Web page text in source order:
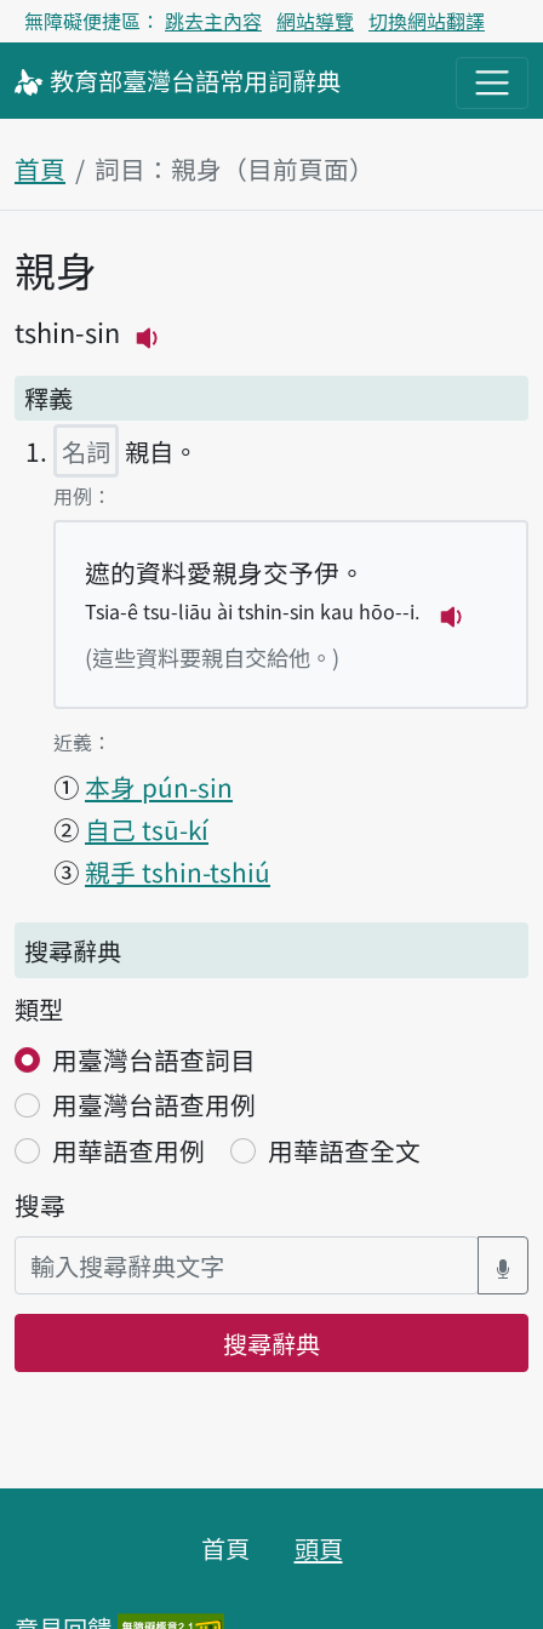
無障礙便捷區： 跳去主內容 網站導覽 切換網站翻譯
教育部臺灣台語常用詞辭典
首頁 詞目：親身（目前頁面）
主內容區塊
親身
tshin-sin
釋義
名詞 親自。
第1項釋義的
用例：
遮的資料愛親身交予伊。
Tsia-ê tsu-liāu ài tshin-sin kau hōo--i.
(這些資料要親自交給他。)
第1項釋義的
近義：
① 本身 pún-sin
② 自己 tsū-kí
③ 親手 tshin-tshiú
搜尋辭典
類型
用臺灣台語查詞目
用臺灣台語查用例
用華語查用例
用華語查全文
搜尋
搜尋辭典
首頁 頭頁